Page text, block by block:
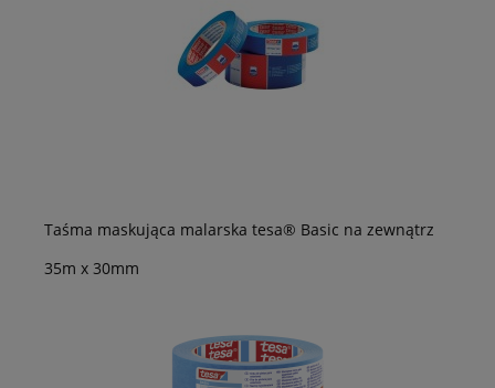
Taśma maskująca malarska tesa® Basic na zewnątrz
35m x 30mm